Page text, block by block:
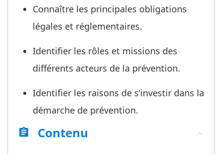
Connaître les principales obligations
légales et réglementaires.
Identifier les rôles et missions des
différents acteurs de la prévention.
Identifier les raisons de s’investir dans la
démarche de prévention.
assignment
Contenu